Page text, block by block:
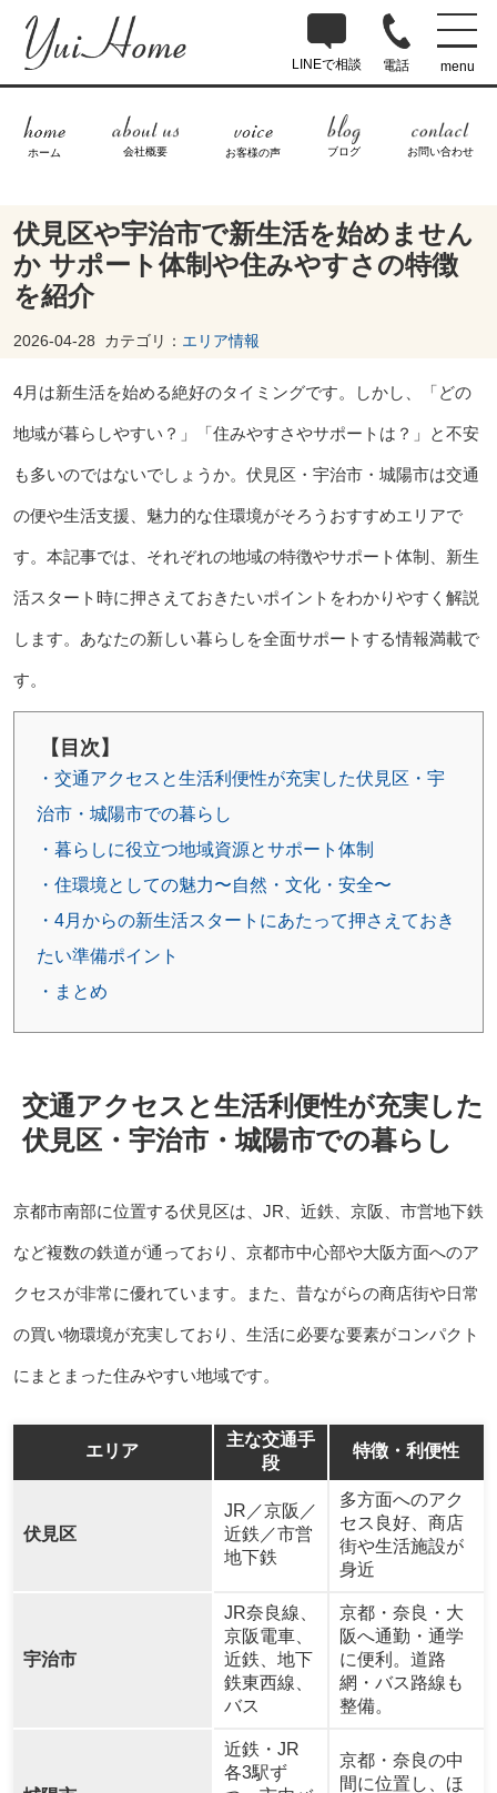
LINEで相談 電話 menu
ホーム 会社概要 お客様の声 ブログ お問い合わせ
伏見区や宇治市で新生活を始めません
か サポート体制や住みやすさの特徴
を紹介
2026-04-28 カテゴリ： エリア情報
4月は新生活を始める絶好のタイミングです。しかし、「どの
地域が暮らしやすい？」「住みやすさやサポートは？」と不安
も多いのではないでしょうか。伏見区・宇治市・城陽市は交通
の便や生活支援、魅力的な住環境がそろうおすすめエリアで
す。本記事では、それぞれの地域の特徴やサポート体制、新生
活スタート時に押さえておきたいポイントをわかりやすく解説
します。あなたの新しい暮らしを全面サポートする情報満載で
す。
【目次】
・交通アクセスと生活利便性が充実した伏見区・宇
治市・城陽市での暮らし
・暮らしに役立つ地域資源とサポート体制
・住環境としての魅力〜自然・文化・安全〜
・4月からの新生活スタートにあたって押さえておき
たい準備ポイント
・まとめ
交通アクセスと生活利便性が充実した
伏見区・宇治市・城陽市での暮らし
京都市南部に位置する伏見区は、JR、近鉄、京阪、市営地下鉄
など複数の鉄道が通っており、京都市中心部や大阪方面へのア
クセスが非常に優れています。また、昔ながらの商店街や日常
の買い物環境が充実しており、生活に必要な要素がコンパクト
にまとまった住みやすい地域です。
エリア
主な交通手
段
特徴・利便性
伏見区
JR／京阪／
近鉄／市営
地下鉄
多方面へのアク
セス良好、商店
街や生活施設が
身近
宇治市
JR奈良線、
京阪電車、
近鉄、地下
鉄東西線、
バス
京都・奈良・大
阪へ通勤・通学
に便利。道路
網・バス路線も
整備。
近鉄・JR
各3駅ず
京都・奈良の中
間に位置し、ほ